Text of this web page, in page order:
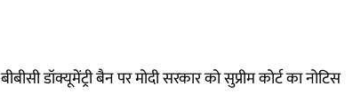
बीबीसी डॉक्यूमेंट्री बैन पर मोदी सरकार को सुप्रीम कोर्ट का नोटिस